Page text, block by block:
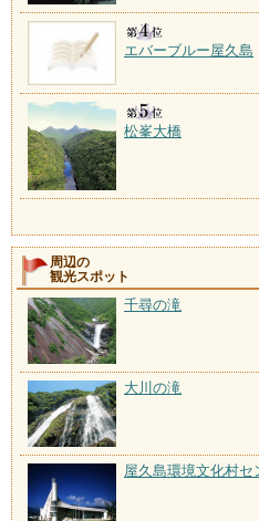
エバーブルー屋久島
松峯大橋
周辺の
観光スポット
千尋の滝
大川の滝
屋久島環境文化村セ